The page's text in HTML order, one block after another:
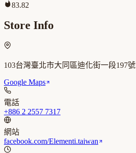
83.82
Store Info
103台灣臺北市大同區迪化街一段197號
Google Maps
電話
+886 2 2557 7317
網站
facebook.com/Elementi.taiwan